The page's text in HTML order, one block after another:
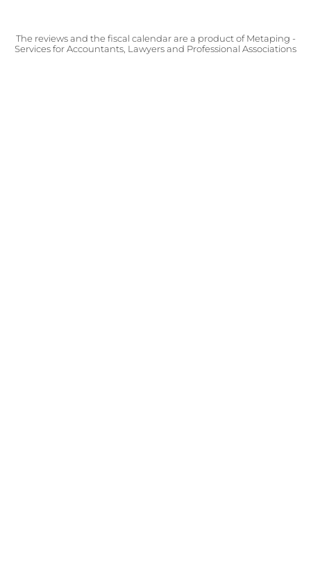
The reviews and the fiscal calendar are a product of Metaping -
Services for Accountants, Lawyers and Professional Associations